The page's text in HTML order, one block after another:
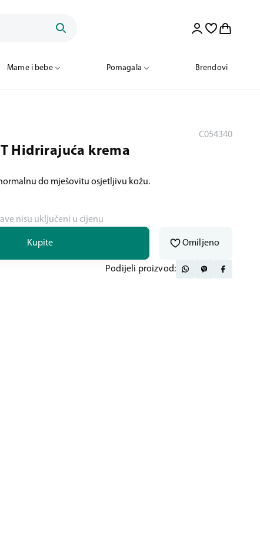
Mame i bebe Pomagala Brendovi
C054340
Hidrirajuća krema
do mješovitu osjetljivu kožu.
nisu uključeni u cijenu
Kupite Omiljeno
Podijeli proizvod: